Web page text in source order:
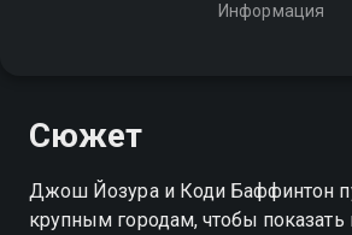
Информация
Сюжет
Джош Йозура и Коди Баффинтон
крупным городам, чтобы показать